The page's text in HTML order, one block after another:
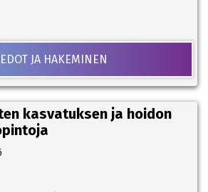
JA HAKEMINEN
kasvatuksen ja hoidon